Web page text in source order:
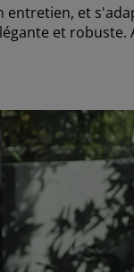
entretien, et
et